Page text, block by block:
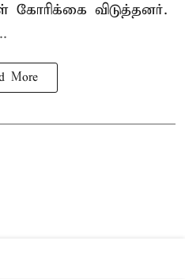
கோரிக்கை விடுத்தனர்.
More